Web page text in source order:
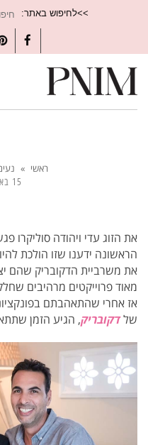
>>לחיפוש באתר:
ראשי »
15 באוגוסט 2019
את הזוג עדי ויהודה סוליקרו
הראשונה ידענו שזו הולכת
את משרביית הדקובריק שהם
מאוד פרוייקטים מרהיבים
אז אחרי שהתאהבתם
שלדקובריק, הגיע הזמן